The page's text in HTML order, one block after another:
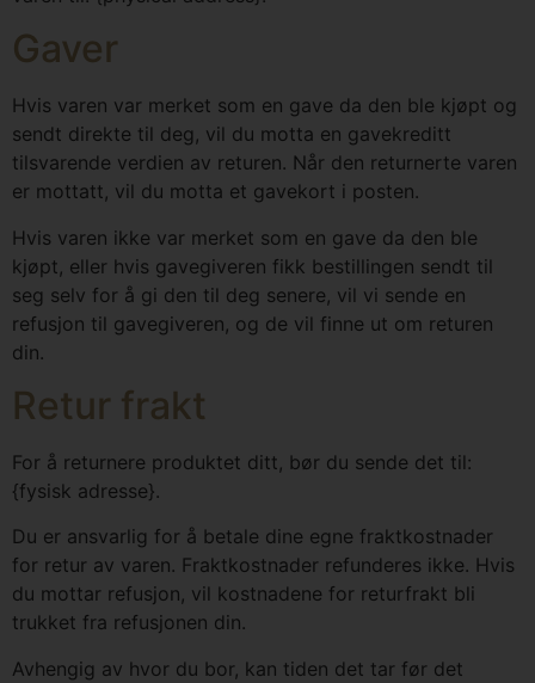
Gaver
Hvis varen var merket som en gave da den ble kjøpt og
sendt direkte til deg, vil du motta en gavekreditt
tilsvarende verdien av returen. Når den returnerte varen
er mottatt, vil du motta et gavekort i posten.
Hvis varen ikke var merket som en gave da den ble
kjøpt, eller hvis gavegiveren fikk bestillingen sendt til
seg selv for å gi den til deg senere, vil vi sende en
refusjon til gavegiveren, og de vil finne ut om returen
din.
Retur frakt
For å returnere produktet ditt, bør du sende det til:
{fysisk adresse}.
Du er ansvarlig for å betale dine egne fraktkostnader
for retur av varen. Fraktkostnader refunderes ikke. Hvis
du mottar refusjon, vil kostnadene for returfrakt bli
trukket fra refusjonen din.
Avhengig av hvor du bor, kan tiden det tar før det